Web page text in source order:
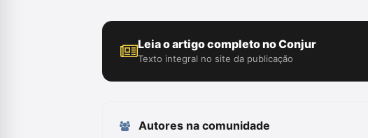
Leia o artigo completo no Conjur
Texto integral no site da publicação
Autores na comunidade